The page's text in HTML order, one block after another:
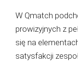
W Qmatch
prowizyjnych z
się na
satysfakcji